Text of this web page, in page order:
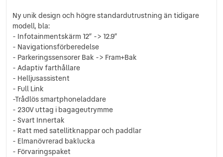
Ny unik design och högre standardutrustning än tidigare
modell, bla:
- Infotainmentskärm 12” -> 12.9”
- Navigationsförberedelse
- Parkeringssensorer Bak -> Fram+Bak
- Adaptiv farthållare
- Helljusassistent
- Full Link
-Trådlös smartphoneladdare
- 230V uttag i bagageutrymme
- Svart Innertak
- Ratt med satellitknappar och paddlar
- Elmanövrerad baklucka
- Förvaringspaket